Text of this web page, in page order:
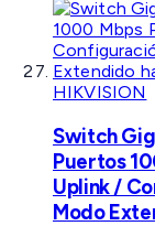
HIKVISION
Switch
Puertos
Uplink /
Modo